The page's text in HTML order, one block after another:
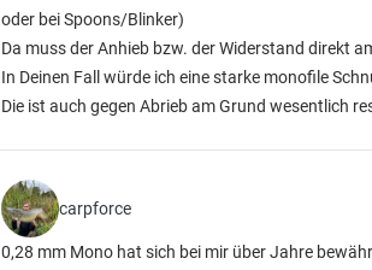
oder bei Spoons/Blinker)
Da muss der Anhieb bzw. der Widerstand direkt
In Deinen Fall würde ich eine starke monofile
Die ist auch gegen Abrieb am Grund wesentlich
carpforce
0,28 mm Mono hat sich bei mir über Jahre